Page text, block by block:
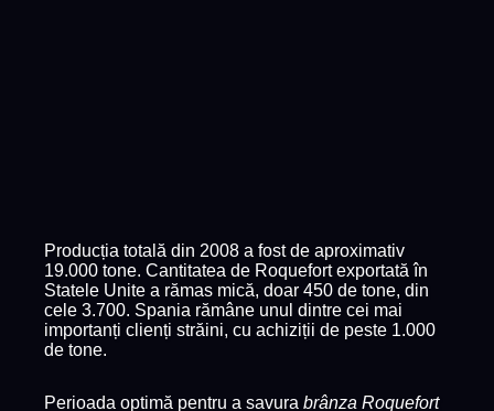
Producția totală din 2008 a fost de aproximativ
19.000 tone. Cantitatea de Roquefort exportată în
Statele Unite a rămas mică, doar 450 de tone, din
cele 3.700. Spania rămâne unul dintre cei mai
importanți clienți străini, cu achiziții de peste 1.000
de tone.
Perioada optimă pentru a savura brânza Roquefort